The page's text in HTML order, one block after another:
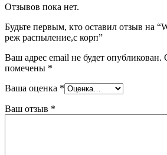
Отзывов пока нет.
Будьте первым, кто оставил отзыв на
реж распыление,с корп”
Ваш адрес email не будет опубликован.
помечены *
Ваша оценка *
Ваш отзыв *